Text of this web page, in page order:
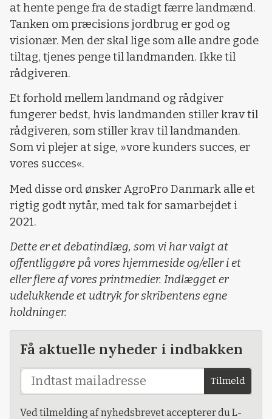
at hente penge fra de stadigt færre landmænd.
Tanken om præcisions jordbrug er god og
visionær. Men der skal lige som alle andre gode
tiltag, tjenes penge til landmanden. Ikke til
rådgiveren.
Et forhold mellem landmand og rådgiver
fungerer bedst, hvis landmanden stiller krav til
rådgiveren, som stiller krav til landmanden.
Som vi plejer at sige, »vore kunders succes, er
vores succes«.
Med disse ord ønsker AgroPro Danmark alle et
rigtig godt nytår, med tak for samarbejdet i
2021.
Dette er et debatindlæg, som vi har valgt at
offentliggøre på vores hjemmeside og/eller i et
eller flere af vores printmedier. Indlægget er
udelukkende et udtryk for skribentens egne
holdninger.
Få aktuelle nyheder i indbakken
Tilmeld
Ved tilmelding af nyhedsbrevet accepterer du L-